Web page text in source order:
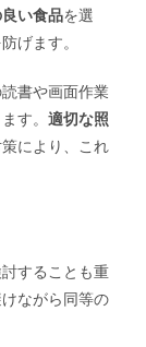
い食品を選
げます。
書や画面作業
す。適切な照
により、これ
することも重
ながら同等の